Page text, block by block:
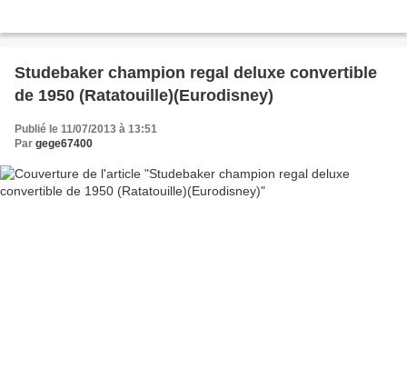
Studebaker champion regal deluxe convertible
de 1950 (Ratatouille)(Eurodisney)
Publié le 11/07/2013 à 13:51
Par gege67400